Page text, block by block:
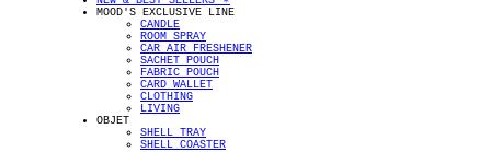
MOOD'S EXCLUSIVE LINE
CANDLE
ROOM SPRAY
CAR AIR FRESHENER
SACHET POUCH
FABRIC POUCH
CARD WALLET
CLOTHING
LIVING
OBJET
SHELL TRAY
SHELL COASTER